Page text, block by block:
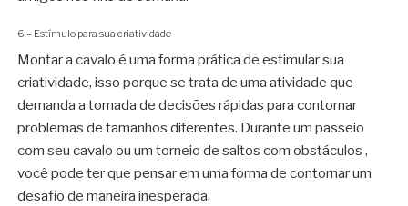
6 – Estímulo para sua criatividade
Montar a cavalo é uma forma prática de estimular sua
criatividade, isso porque se trata de uma atividade que
demanda a tomada de decisões rápidas para contornar
problemas de tamanhos diferentes. Durante um passeio
com seu cavalo ou um torneio de saltos com obstáculos ,
você pode ter que pensar em uma forma de contornar um
desafio de maneira inesperada.